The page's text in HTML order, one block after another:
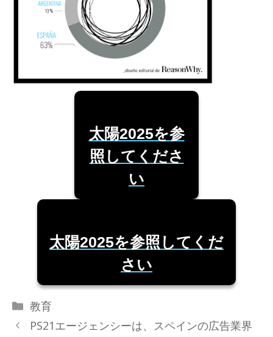
太陽2025を参
照してくださ
い
太陽2025を参照してくだ
さい
カ
テ
教育
PS21エージェンシーは、スペインの広告業界